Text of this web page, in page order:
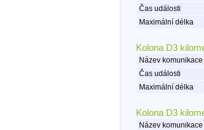
Čas události
Maximální délka
Kolona D3
Název komunikace
Čas události
Maximální délka
Kolona D3
Název komunikace